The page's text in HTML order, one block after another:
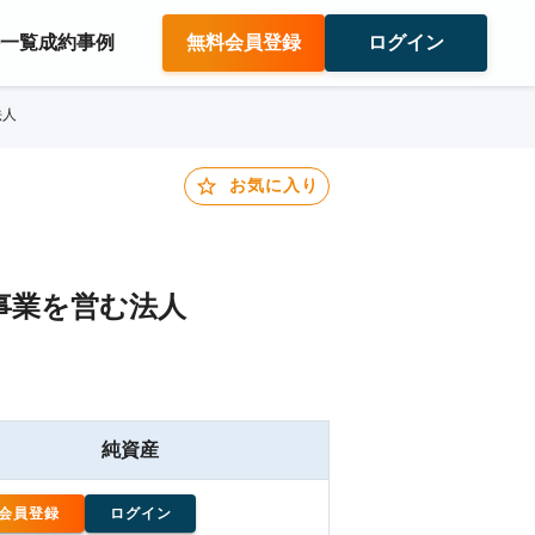
覧成約事例 無料会員登録 ログイン
お気に入り
を営む法人
員登録 ログイン
純資産